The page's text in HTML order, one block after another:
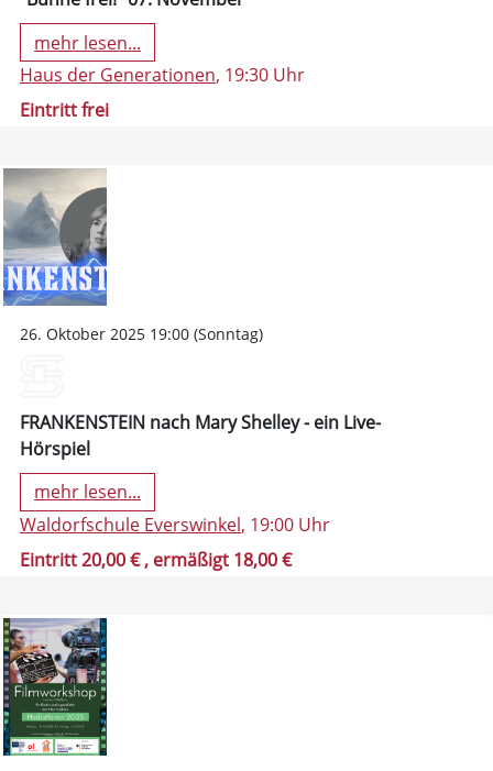
mehr lesen...
Haus der Generationen, 19:30 Uhr
Eintritt frei
26. Oktober 2025 19:00 (Sonntag)
FRANKENSTEIN nach Mary Shelley - ein Live-
Hörspiel
mehr lesen...
Waldorfschule Everswinkel, 19:00 Uhr
Eintritt 20,00 €, ermäßigt 18,00 €